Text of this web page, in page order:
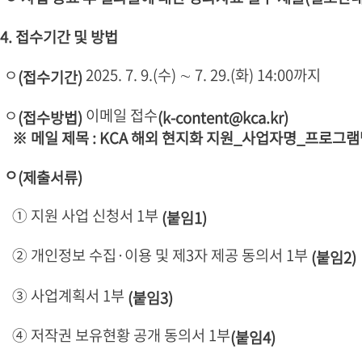
4. 접수기간 및 방법
ㅇ(접수기간)2025. 7. 9.(수) ∼ 7. 29.(화) 14:00까지
ㅇ(접수방법)이메일 접수(k-content@kca.kr)
※ 메일 제목 : KCA 해외 현지화 지원_사업자명_프로그
ㅇ(제출서류)
① 지원 사업 신청서 1부(붙임1)
② 개인정보 수집·이용 및 제3자 제공 동의서 1부(붙임2)
③ 사업계획서 1부(붙임3)
④ 저작권 보유현황 공개 동의서 1부(붙임4)